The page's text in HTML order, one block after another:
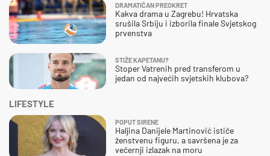
DRAMATIČAN PREOKRET
Kakva drama u Zagrebu! Hrvatska
srušila Srbiju i izborila finale Svjetskog
prvenstva
STIŽE KAPETANU?
Stoper Vatrenih pred transferom u
jedan od najvećih svjetskih klubova?
LIFESTYLE
POPUT SIRENE
Haljina Danijele Martinović ističe
ženstvenu figuru, a savršena je za
večernji izlazak na moru